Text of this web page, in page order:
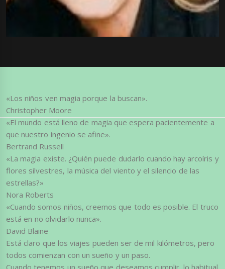
«Los niños ven magia porque la buscan».
Christopher Moore
«El mundo está lleno de magia que espera pacientemente a
que nuestro ingenio se afine».
Bertrand Russell
«La magia existe. ¿Quién puede dudarlo cuando hay arcoíris y
flores silvestres, la música del viento y el silencio de las
estrellas?»
Nora Roberts
«Cuando somos niños, creemos que todo es posible. El truco
está en no olvidarlo nunca».
David Blaine
Está claro que los viajes pueden ser de mil kilómetros, pero
todos comienzan con un sueño y un paso.
Cuando tenemos un sueño que deseamos cumplir, lo habitual